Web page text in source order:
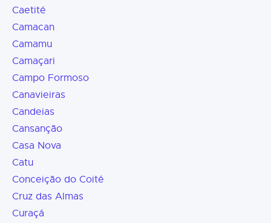
Caetité
Camacan
Camamu
Camaçari
Campo Formoso
Canavieiras
Candeias
Cansanção
Casa Nova
Catu
Conceição do Coité
Cruz das Almas
Curaçá